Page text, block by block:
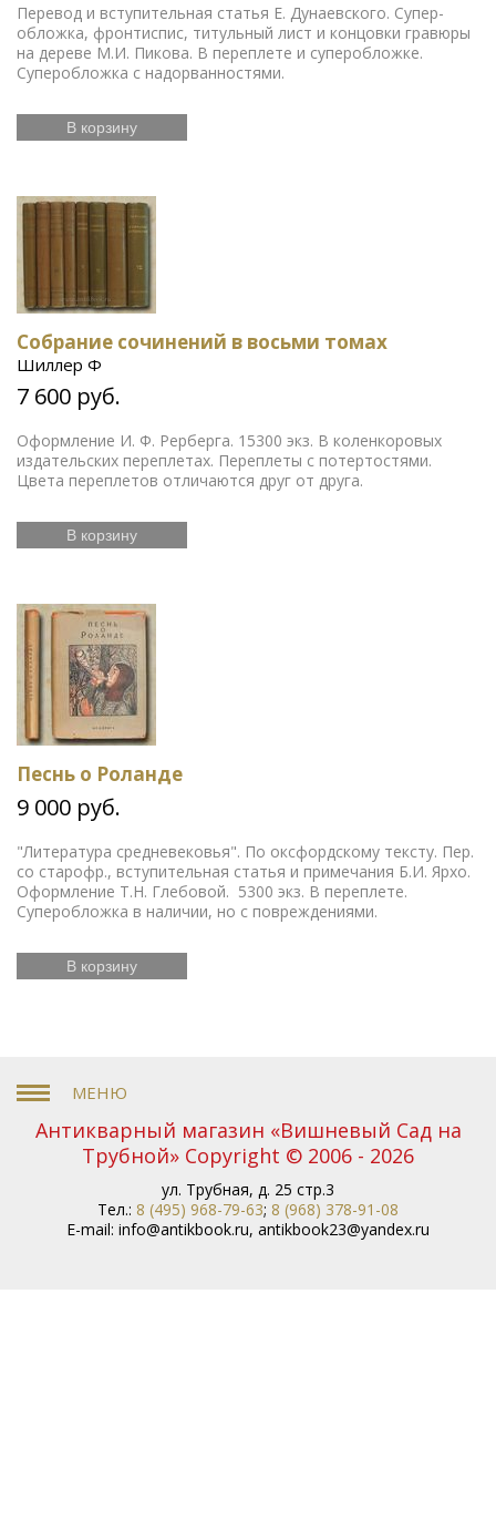
Перевод и вступительная статья Е. Дунаевского. Супер-
обложка, фронтиспис, титульный лист и концовки гравюры
на дереве М.И. Пикова. В переплете и суперобложке.
Суперобложка с надорванностями.
В корзину
Собрание сочинений в восьми томах
Шиллер Ф
7 600 руб.
Оформление И. Ф. Рерберга. 15300 экз. В коленкоровых
издательских переплетах. Переплеты с потертостями.
Цвета переплетов отличаются друг от друга.
В корзину
Песнь о Роланде
9 000 руб.
"Литература средневековья". По оксфордскому тексту. Пер.
со старофр., вступительная статья и примечания Б.И. Ярхо.
Оформление Т.Н. Глебовой. 5300 экз. В переплете.
Суперобложка в наличии, но с повреждениями.
В корзину
Антикварный магазин «Вишневый Сад на
Трубной» Copyright © 2006 - 2026
ул. Трубная, д. 25 стр.3
Тел.: 8 (495) 968-79-63; 8 (968) 378-91-08
E-mail: info@antikbook.ru, antikbook23@yandex.ru